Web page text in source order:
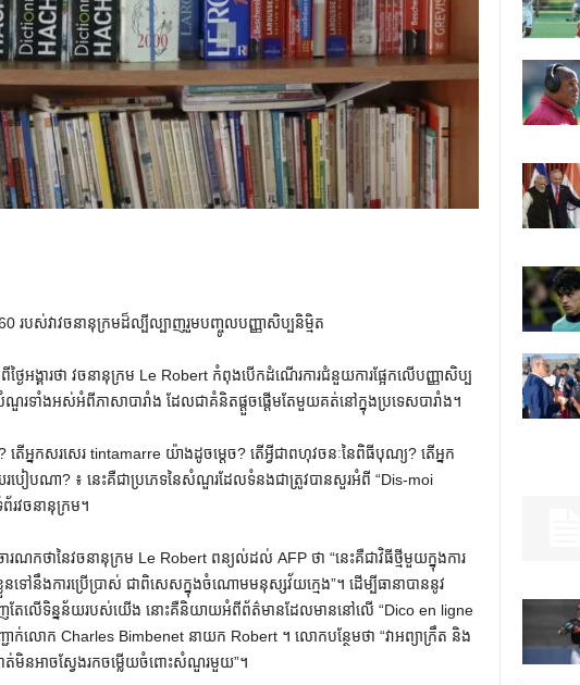
របស់វាវចនានុក្រមដ៏ល្បីល្បាញរួមបញ្ចូលបញ្ញាសិប្បនិម្មិត
ថ្ងៃអង្គារថា វចនានុក្រម Le Robert កំពុងបើកដំណើរការជំនួយការផ្អែកលើបញ្ញាសិប្ប
ណួរទាំងអស់អំពីភាសាបារាំង ដែលជាគំនិតផ្តួចផ្តើមតែមួយគត់នៅក្នុងប្រទេសបារាំង។
ើអ្នកសរសេរ tintamarre យ៉ាងដូចម្តេច? តើអ្វីជាពហុវចនៈនៃពិធីបុណ្យ? តើអ្នក
បៀបណា? ៖ នេះគឺជាប្រភេទនៃសំណួរដែលទំនងជាត្រូវបានសួរអំពី “Dis-moi
រវចនានុក្រម។
កថានៃវចនានុក្រម Le Robert ពន្យល់ដល់ AFP ថា “នេះគឺជាវិធីថ្មីមួយក្នុងការ
ទៅនឹងការប្រើប្រាស់ ជាពិសេសក្នុងចំណោមមនុស្សវ័យក្មេង”។ ដើម្បីធានាបាននូវ
ទាញតែលើទិន្នន័យរបស់យើង នោះគឺនិយាយអំពីព័ត៌មានដែលមាននៅលើ “Dico en ligne
ាក់លោក Charles Bimbenet នាយក Robert ។ លោកបន្ថែមថា “វាអព្យាក្រឹត និង
ត់មិនអាចស្វែងរកចម្លើយចំពោះសំណួរមួយ”។